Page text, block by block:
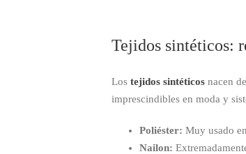
Tejidos sintéticos:
Los tejidos sintéticos nacen
imprescindibles en moda y
Poliéster: Muy usado
Nailon: